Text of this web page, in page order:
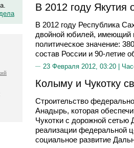
В 2012 году Якутия
В 2012 году Республика
двойной юбилей, имеющий
политическое значение:
состав России и 90-летие
23 Февраля 2012, 03:20 |
Колыму и Чукотку
Строительство
Анадырь, которая
Чукотки с дорожной сетью
реализации федеральной
социальное развитие